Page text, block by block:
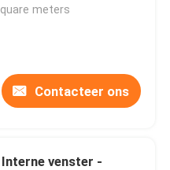
meters
Contacteer ons
Interne venster -